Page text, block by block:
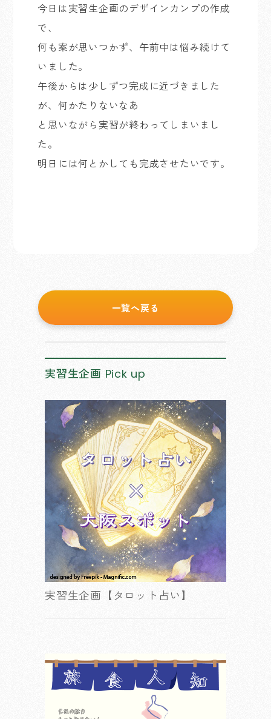
今日は実習生企画のデザインカンプの作成
で、
何も案が思いつかず、午前中は悩み続けて
いました。
午後からは少しずつ完成に近づきました
が、何かたりないなあ
と思いながら実習が終わってしまいまし
た。
明日には何とかしても完成させたいです。
一覧へ戻る
実習生企画 Pick up
実習生企画【タロット占い】